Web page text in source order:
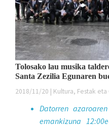
Tolosako lau musika
Santa Zezilia Egunaren
2018/11/20 | Kultura, Festak eta
Datorren
emankizuna